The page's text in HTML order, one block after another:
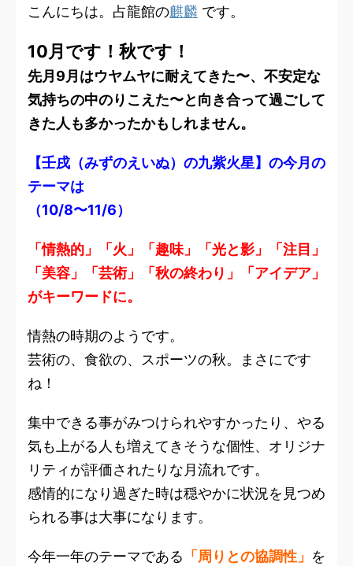
こんにちは。占龍館の麒麟 です。
10月です！秋です！
先月9月はウヤムヤに耐えてきた〜、不安定な
気持ちの中のりこえた〜と向き合って過ごして
きた人も多かったかもしれません。
【壬戌（みずのえいぬ）の九紫火星】の今月の
テーマは
（10/8〜11/6）
「情熱的」「火」「趣味」「光と影」「注目」
「美容」「芸術」「秋の終わり」「アイデア」
がキーワードに。
情熱の時期のようです。
芸術の、食欲の、スポーツの秋。まさにです
ね！
集中できる事がみつけられやすかったり、やる
気も上がる人も増えてきそうな個性、オリジナ
リティが評価されたりな月流れです。
感情的になり過ぎた時は穏やかに状況を見つめ
られる事は大事になります。
今年一年のテーマである 「周りとの協調性」 を